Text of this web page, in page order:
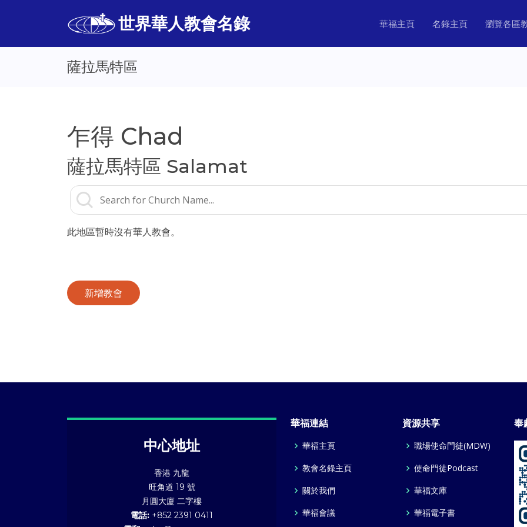
世界華人教會名錄 華福主頁 名錄主頁 瀏覽各區
薩拉馬特區
乍得 Chad
薩拉馬特區 Salamat
此地區暫時沒有華人教會。
新增教會
中心地址
香港 九龍
旺角道 19 號
月圓大廈 二字樓
電話: +852 2391 0411
華福連結
華福主頁
教會名錄主頁
關於我們
華福會議
資源共享
職場使命門徒(MDW)
使命門徒Podcast
華福文庫
華福電子書
奉